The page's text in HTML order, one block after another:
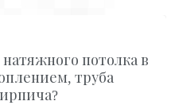
потолка в
труба